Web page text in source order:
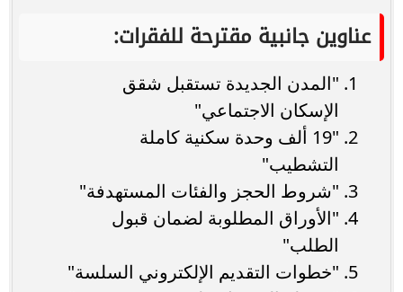
عناوين جانبية مقترحة للفقرات:
"المدن الجديدة تستقبل شقق
الإسكان الاجتماعي"
"19 ألف وحدة سكنية كاملة
التشطيب"
"شروط الحجز والفئات المستهدفة"
"الأوراق المطلوبة لضمان قبول
الطلب"
"خطوات التقديم الإلكتروني السلسة"